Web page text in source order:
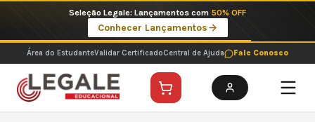
o
conteúdo
Seleção Legale: Lançamentos com 50% OFF
Conhecer Lançamentos
Área do EstudanteValidar CertificadoCentral de Ajuda Fale Conosco